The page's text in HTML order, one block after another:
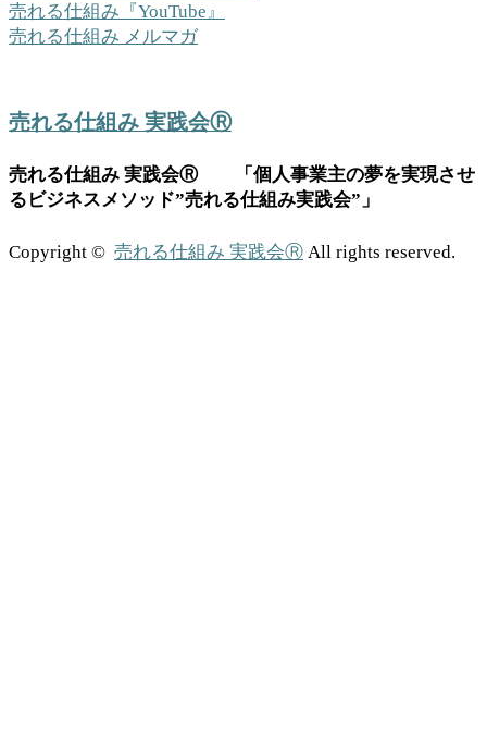
売れる仕組み『YouTube』
売れる仕組み メルマガ
売れる仕組み 実践会Ⓡ
売れる仕組み 実践会Ⓡ 「個人事業主の夢を実現させ
るビジネスメソッド”売れる仕組み実践会”」
Copyright © 売れる仕組み 実践会Ⓡ All rights reserved.